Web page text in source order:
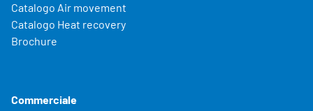
Catalogo Air movement
Catalogo Heat recovery
Brochure
Commerciale